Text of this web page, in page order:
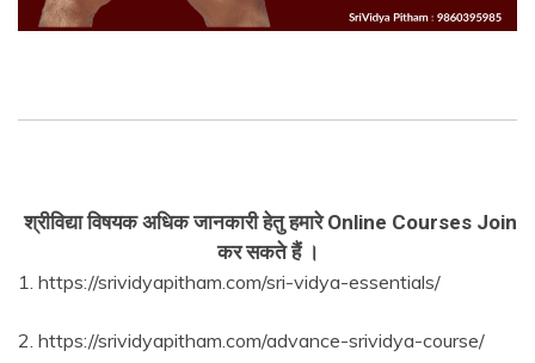
श्रीविद्या विषयक अधिक जानकारी हेतु हमारे Online Courses Join
कर सकते हैं ।
1. https://srividyapitham.com/sri-vidya-essentials/
2. https://srividyapitham.com/advance-srividya-course/